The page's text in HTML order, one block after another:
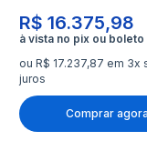
R$ 16.375,98
ou R$ 17.237,87 em 3x
juros
Comprar agora